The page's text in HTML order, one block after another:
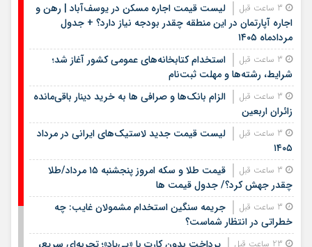
لیست قیمت اجاره مسکن در یوسف‌آباد | رهن و
اجاره آپارتمان در این منطقه چقدر بودجه نیاز دارد؟ + جدول
مردادماه ۱۴۰۵
استخدام کتابخانه‌های عمومی کشور آغاز شد؛
شرایط، رشته‌ها و مهلت ثبت‌نام
الزام بانک‌ها و صرافی ها به خرید دینار باقی‌مانده
زائران اربعین
لیست قیمت جدید لاستیک‌های ایرانی در مرداد
۱۴۰۵
قیمت طلا و سکه امروز پنجشنبه ۱۵ مرداد/طلا
چقدر جهش کرد؟/ جدول قیمت ها
جریمه سنگین استخدام مشمولان غایب: چه
خطراتی در انتظار شماست؟